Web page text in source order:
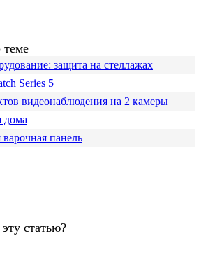
теме
защита на стеллажах
Series 5
видеонаблюдения на 2 камеры
дома
варочная панель
статью?